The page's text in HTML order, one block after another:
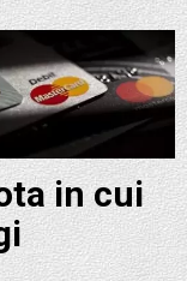
in cui